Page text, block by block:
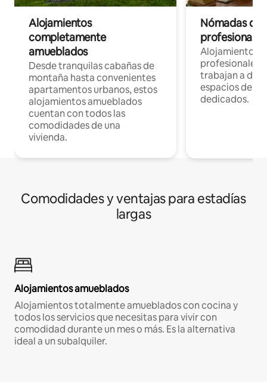
Alojamientos
completamente
amueblados
Desde tranquilas cabañas de
montaña hasta convenientes
apartamentos urbanos, estos
alojamientos amueblados
cuentan con todos las
comodidades de una
vivienda.
Nómadas
Alojamientos
profesionales
trabajan a
espacios de
dedicados.
Comodidades y ventajas para estadías
largas
Alojamientos amueblados
Alojamientos totalmente amueblados con cocina y
todos los servicios que necesitas para vivir con
comodidad durante un mes o más. Es la alternativa
ideal a un subalquiler.